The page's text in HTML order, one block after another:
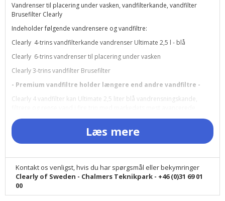
Vandrenser til placering under vasken, vandfilterkande, vandfilter
Brusefilter Clearly
Indeholder følgende vandrensere og vandfiltre:
Clearly 4-trins vandfilterkande vandrenser Ultimate 2,5 l - blå
Clearly 6-trins vandrenser til placering under vasken
Clearly 3-trins vandfilter Brusefilter
- Premium vandfiltre holder længere end andre vandfiltre -
Clearly 4 vandfilter kan Ultimate 2,5 liter blå vandrensningskande,
fletrinsfunktion, effektive og økonomiske vandrensnings- og
vandrensningssystem.
Clearly 4-trins vandfilter kan vandrensning reducere eller effektivt
såsom. kemikalier, tungmetaller, bisphenol, pesticider,
medikamentrester osv. og dårlig smag og lugt.
Det forhindrer også bakterievækst, alger, svampe og andre
mikroorganismer.
Læs mere
Kontakt os venligst, hvis du har spørgsmål eller bekymringer
Clearly of Sweden - Chalmers Teknikpark - +46 (0)31 69 01
00